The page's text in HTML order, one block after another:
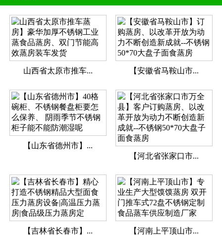
山西省太原市推车... 【安徽省马鞍山市...
【山东省德州市】...
【河北省张家口市...
【吉林省长春市】... 【河南上平顶山市...